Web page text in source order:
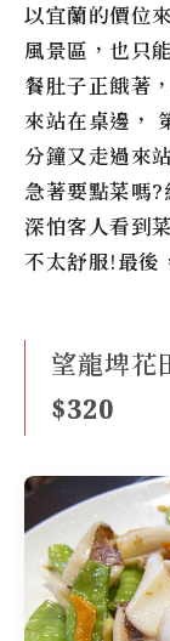
以宜蘭的價位
風景區，也只
餐肚子正餓著
來站在桌邊，
分鐘又走過來
急著要點菜嗎?
深怕客人看到
不太舒服!最後
望龍埤花
$320